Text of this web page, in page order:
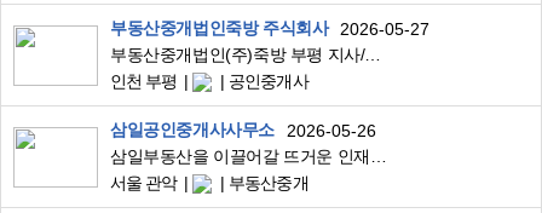
부동산중개법인죽방 주식회사
2026-05-27
부동산중개법인(주)죽방 부평 지사/소속공인중개사/중개보조원 모집
인천 부평
공인중개사
삼일공인중개사사무소
2026-05-26
서울 관악
부동산중개